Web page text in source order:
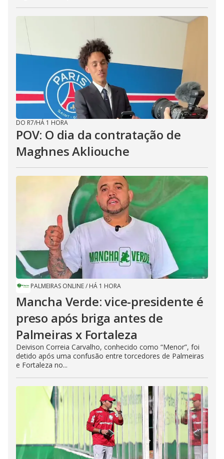
DO R7/HÁ 1 HORA
POV: O dia da contratação de
Maghnes Akliouche
PALMEIRAS ONLINE/ HÁ 1 HORA
Mancha Verde: vice-presidente é
preso após briga antes de
Palmeiras x Fortaleza
Deivison Correia Carvalho, conhecido como “Menor”, foi
detido após uma confusão entre torcedores de Palmeiras
e Fortaleza no...